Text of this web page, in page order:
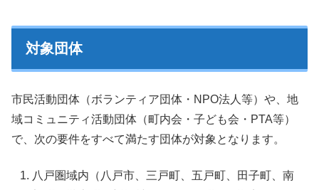
対象団体
市民活動団体（ボランティア団体・NPO法人等）や、地
域コミュニティ活動団体（町内会・子ども会・PTA等）
で、次の要件をすべて満たす団体が対象となります。
八戸圏域内（八戸市、三戸町、五戸町、田子町、南